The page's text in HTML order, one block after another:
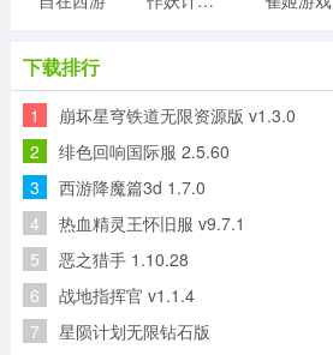
下载排行
1 崩坏星穹铁道无限资源版 v1.3.0
2 绯色回响国际服 2.5.60
3 西游降魔篇3d 1.7.0
4 热血精灵王怀旧服 v9.7.1
5 恶之猎手 1.10.28
6 战地指挥官 v1.1.4
7 星陨计划无限钻石版